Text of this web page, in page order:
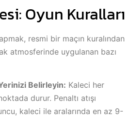
Oyun Kuralları
resmi bir maçın kuralından
atmosferinde uygulanan bazı
Belirleyin: Kaleci her
durur. Penaltı atışı
kaleci ile aralarında en az 9-